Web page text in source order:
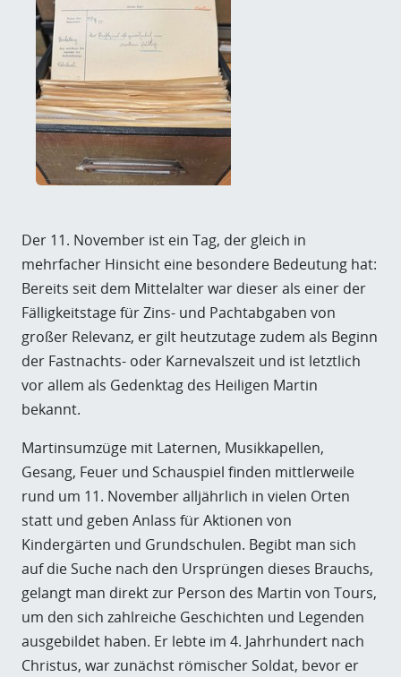
Der 11. November ist ein Tag, der gleich in
mehrfacher Hinsicht eine besondere Bedeutung hat:
Bereits seit dem Mittelalter war dieser als einer der
Fälligkeitstage für Zins- und Pachtabgaben von
großer Relevanz, er gilt heutzutage zudem als Beginn
der Fastnachts- oder Karnevalszeit und ist letztlich
vor allem als Gedenktag des Heiligen Martin
bekannt.
Martinsumzüge mit Laternen, Musikkapellen,
Gesang, Feuer und Schauspiel finden mittlerweile
rund um 11. November alljährlich in vielen Orten
statt und geben Anlass für Aktionen von
Kindergärten und Grundschulen. Begibt man sich
auf die Suche nach den Ursprüngen dieses Brauchs,
gelangt man direkt zur Person des Martin von Tours,
um den sich zahlreiche Geschichten und Legenden
ausgebildet haben. Er lebte im 4. Jahrhundert nach
Christus, war zunächst römischer Soldat, bevor er